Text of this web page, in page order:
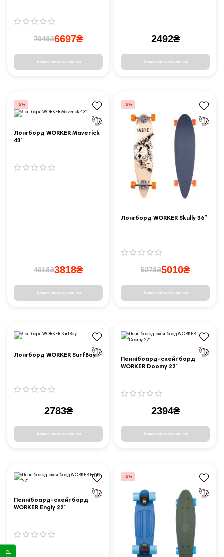
7049₴6697₴
Повідомити коли з'явиться
2492₴
Повідомити коли з'явиться
-5%
Лонгборд WORKER Maverick
43ʺ
4018₴3818₴
Повідомити коли з'явиться
-5%
Лонгборд WORKER Skully 36ʺ
5273₴5010₴
Повідомити коли з'явиться
Лонгборд WORKER SurfBay
2783₴
Повідомити коли з'явиться
Пеннібоард-скейтборд
WORKER Doomy 22”
2394₴
Повідомити коли з'явиться
Пеннібоард-скейтборд
WORKER Engly 22”
-5%